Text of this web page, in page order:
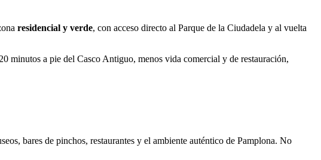
residencial y verde, con acceso directo al Parque de la Ciudadela y al vuelta
minutos a pie del Casco Antiguo, menos vida comercial y de restauración,
bares de pinchos, restaurantes y el ambiente auténtico de Pamplona. No